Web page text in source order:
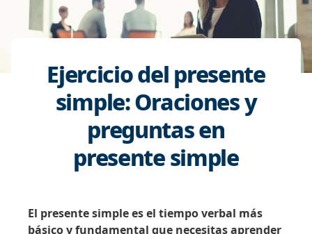
Ejercicio del presente
simple: Oraciones y
preguntas en
presente simple
El presente simple es el tiempo verbal más
básico y fundamental que necesitas aprender